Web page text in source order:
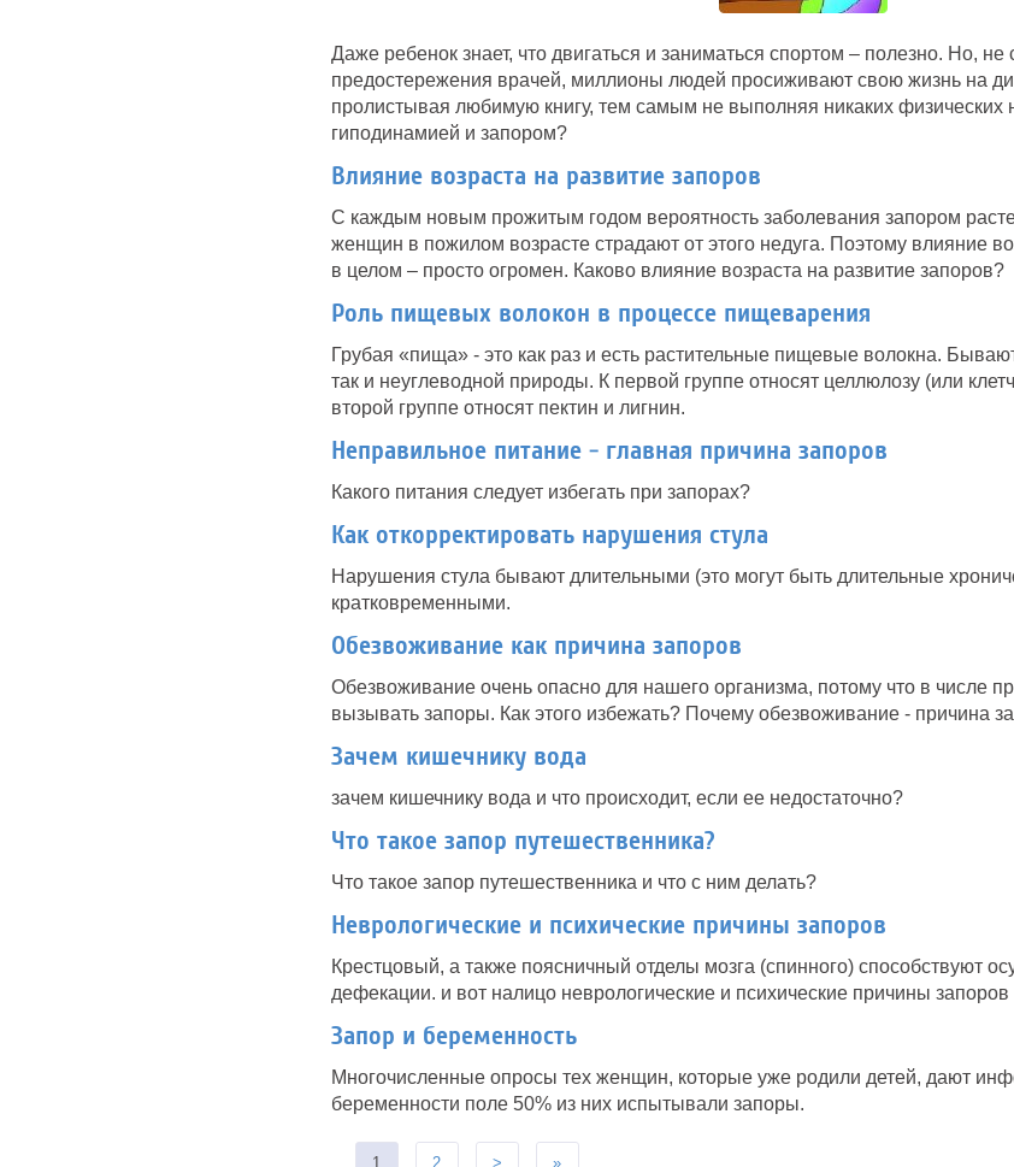
Даже ребенок знает, что двигаться и заниматься спортом – полезно. Но, не
предостережения врачей, миллионы людей просиживают свою жизнь на
пролистывая любимую книгу, тем самым не выполняя никаких физических
гиподинамией и запором?
Влияние возраста на развитие запоров
С каждым новым прожитым годом вероятность заболевания запором
женщин в пожилом возрасте страдают от этого недуга. Поэтому влияние
в целом – просто огромен. Каково влияние возраста на развитие запоров?
Роль пищевых волокон в процессе пищеварения
Грубая «пища» - это как раз и есть растительные пищевые волокна.
так и неуглеводной природы. К первой группе относят целлюлозу (или
второй группе относят пектин и лигнин.
Неправильное питание - главная причина запоров
Какого питания следует избегать при запорах?
Как откорректировать нарушения стула
Нарушения стула бывают длительными (это могут быть длительные
кратковременными.
Обезвоживание как причина запоров
Обезвоживание очень опасно для нашего организма, потому что в числе
вызывать запоры. Как этого избежать? Почему обезвоживание - причина
Зачем кишечнику вода
зачем кишечнику вода и что происходит, если ее недостаточно?
Что такое запор путешественника?
Что такое запор путешественника и что с ним делать?
Неврологические и психические причины запоров
Крестцовый, а также поясничный отделы мозга (спинного) способствуют
дефекации. и вот налицо неврологические и психические причины запоров
Запор и беременность
Многочисленные опросы тех женщин, которые уже родили детей, дают
беременности поле 50% из них испытывали запоры.
1 2 > »